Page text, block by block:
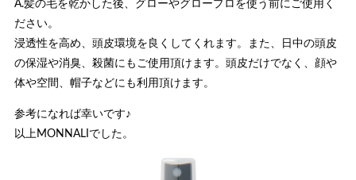
A.髪の毛を乾かした後、グローやグロープロを使う前にご使用く
ださい。
浸透性を高め、頭皮環境を良くしてくれます。また、日中の頭皮
の保湿や消臭、殺菌にもご使用頂けます。頭皮だけでなく、顔や
体や空間、帽子などにも利用頂けます。
参考になれば幸いです♪
以上MONNALIでした。